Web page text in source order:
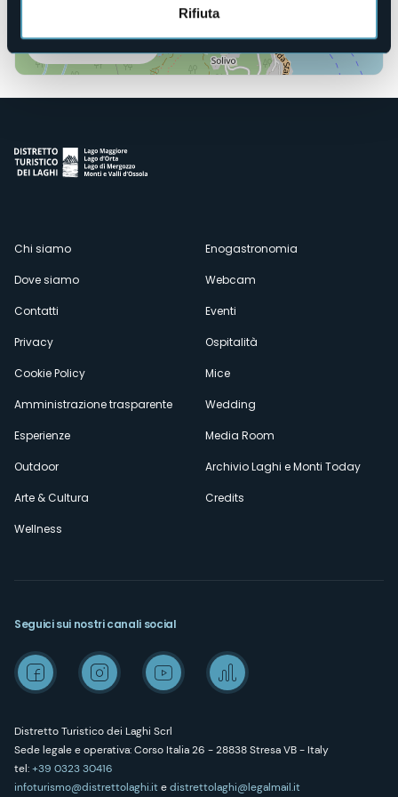
Rifiuta
Apri mappa
Menù
secondario
Chi siamo
Dove siamo
Contatti
Privacy
Cookie Policy
Amministrazione trasparente
Esperienze
Outdoor
Arte & Cultura
Wellness
Enogastronomia
Webcam
Eventi
Ospitalità
Mice
Wedding
Media Room
Archivio Laghi e Monti Today
Credits
Distretto Turistico dei Laghi Scrl
Sede legale e operativa: Corso Italia 26 - 28838 Stresa VB - Italy
tel:+39 0323 30416
infoturismo@distrettolaghi.itedistrettolaghi@legalmail.it
Seguici sui nostri canali social